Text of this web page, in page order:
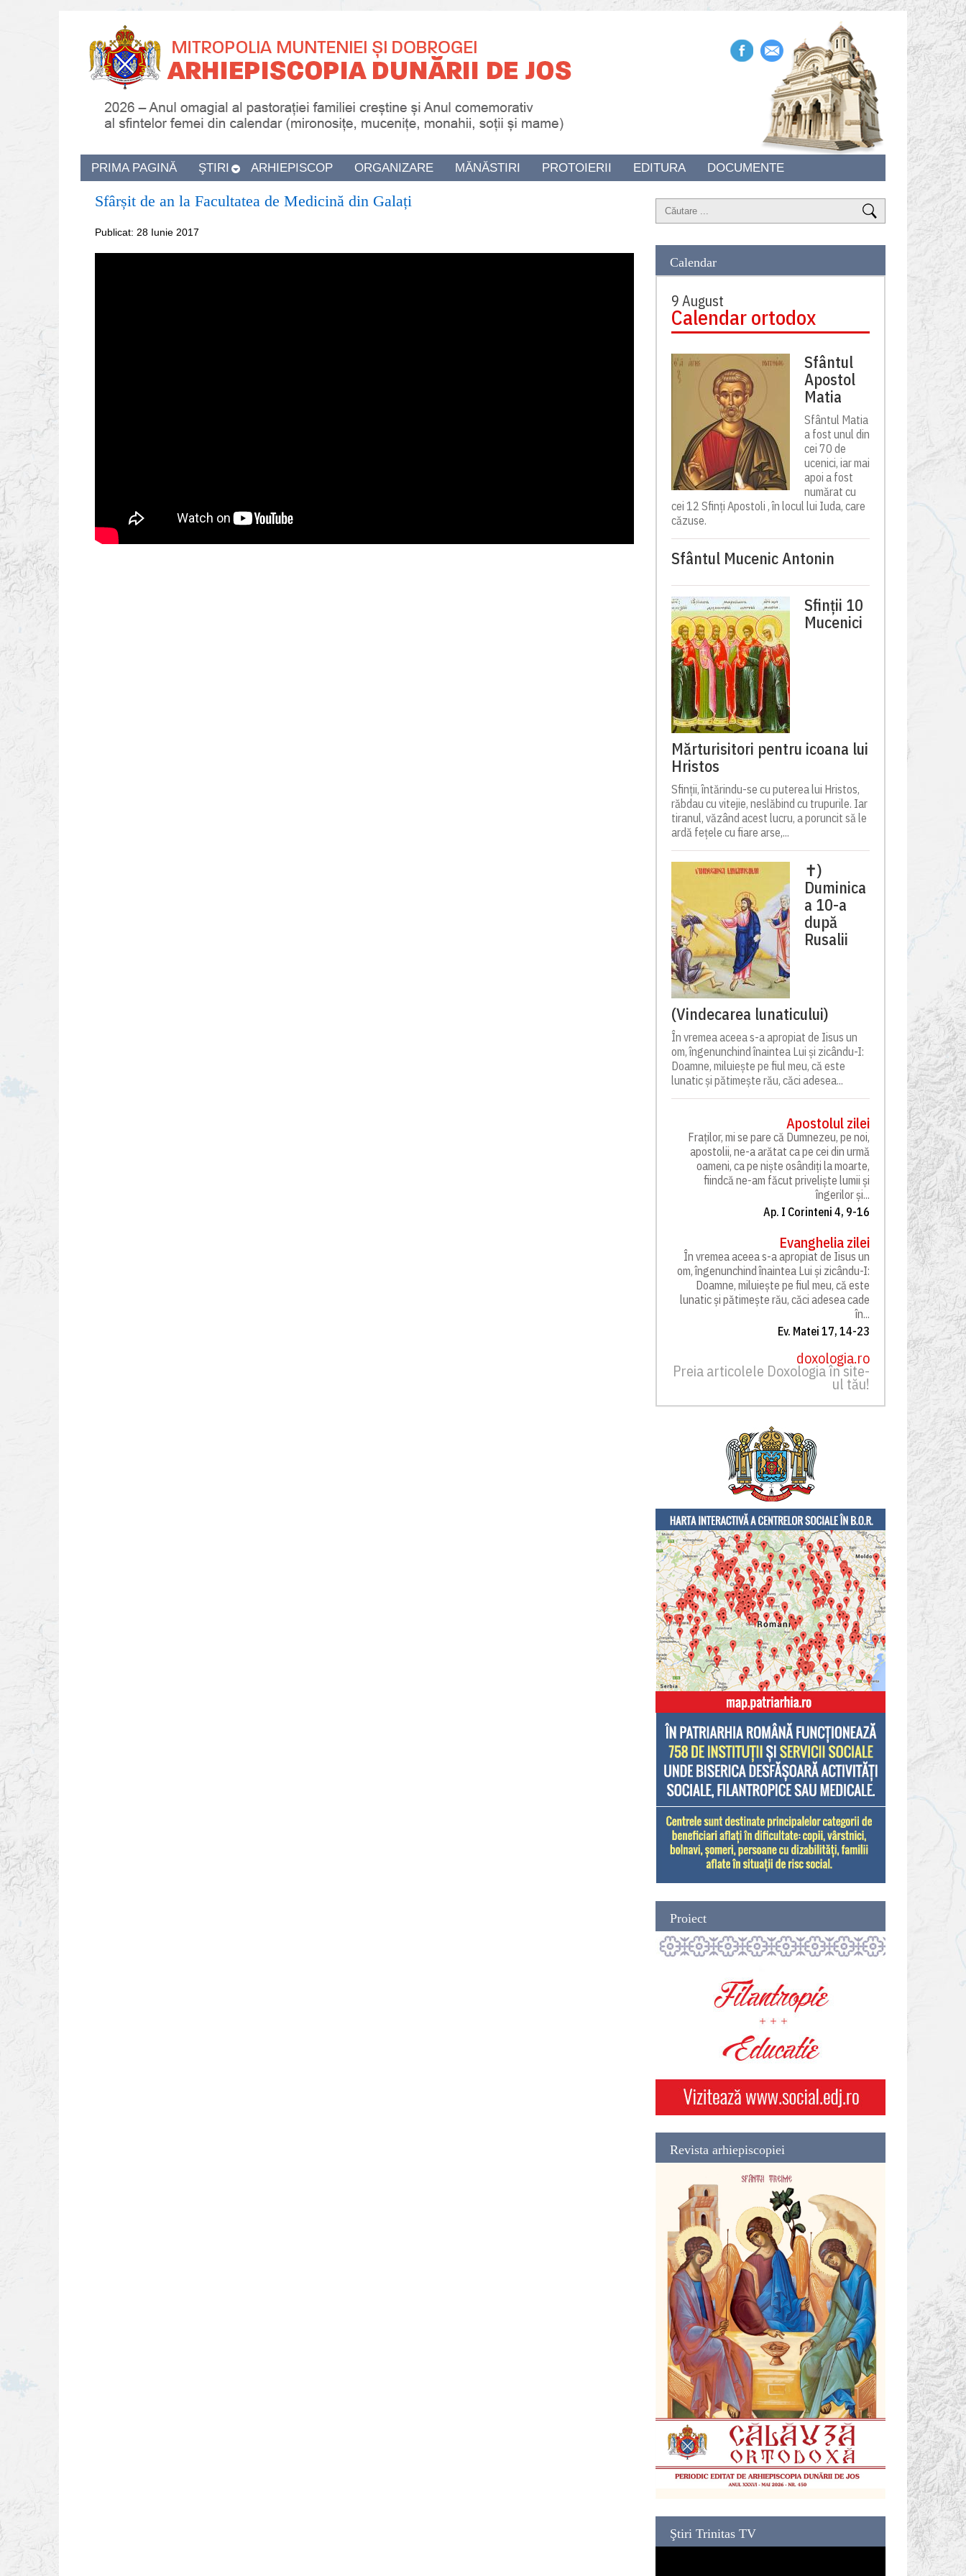
PRIMA PAGINĂ ŞTIRI ARHIEPISCOP ORGANIZARE MĂNĂSTIRI PROTOIERII EDITURA DOCUMENTE
Sfârșit de an la Facultatea de Medicină din Galați
Publicat: 28 Iunie 2017
Calendar
9 August
Calendar ortodox
Sfântul
Apostol
Matia
Sfântul Matia
a fost unul din
cei 70 de
ucenici, iar mai
apoi a fost
numărat cu
cei 12 Sfinți Apostoli , în locul lui Iuda, care
căzuse.
Sfântul Mucenic Antonin
Sfinții 10
Mucenici
Mărturisitori pentru icoana lui
Hristos
Sfinții, întărindu-se cu puterea lui Hristos,
răbdau cu vitejie, neslăbind cu trupurile. Iar
tiranul, văzând acest lucru, a poruncit să le
ardă fețele cu fiare arse,...
✝)
Duminica
a 10-a
după
Rusalii
(Vindecarea lunaticului)
În vremea aceea s-a apropiat de Iisus un
om, îngenunchind înaintea Lui și zicându-I:
Doamne, miluiește pe fiul meu, că este
lunatic și pătimește rău, căci adesea...
Apostolul zilei
Fraților, mi se pare că Dumnezeu, pe noi,
apostolii, ne-a arătat ca pe cei din urmă
oameni, ca pe niște osândiți la moarte,
fiindcă ne-am făcut priveliște lumii și
îngerilor și...
Ap. I Corinteni 4, 9-16
Evanghelia zilei
În vremea aceea s-a apropiat de Iisus un
om, îngenunchind înaintea Lui și zicându-I:
Doamne, miluiește pe fiul meu, că este
lunatic și pătimește rău, căci adesea cade
în...
Ev. Matei 17, 14-23
doxologia.ro
Preia articolele Doxologia în site-
ul tău!
Proiect
Revista arhiepiscopiei
Ştiri Trinitas TV